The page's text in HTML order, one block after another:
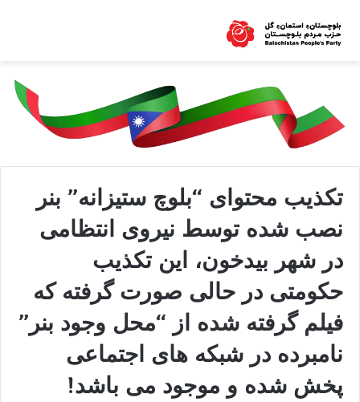
تکذیب محتوای “بلوچ ستیزانه” بنر
نصب شده توسط نیروی انتظامی
در شهر بیدخون، این تکذیب
حکومتی در حالی صورت گرفته که
فیلم گرفته شده از “محل وجود بنر”
نامبرده در شبکه های اجتماعی
پخش شده و موجود می باشد!